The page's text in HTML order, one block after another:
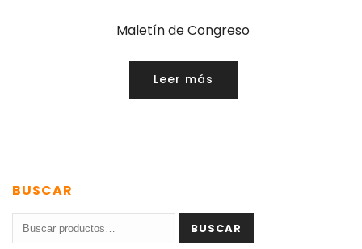
Maletín de Congreso
Leer más
BUSCAR
Buscar
por:
BUSCAR